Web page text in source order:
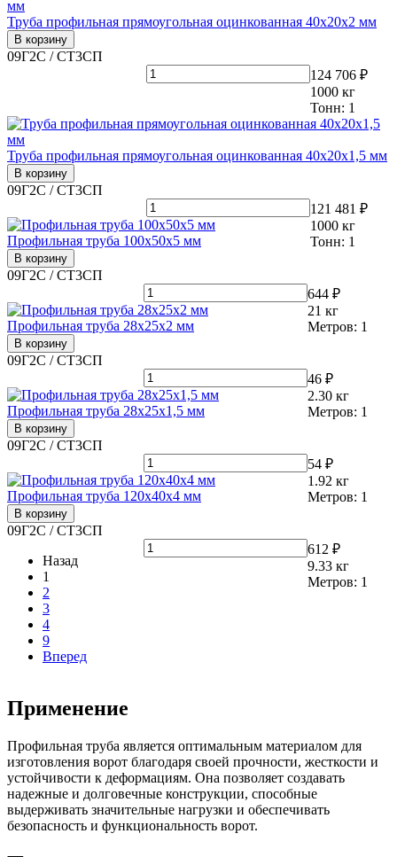
Труба профильная прямоугольная оцинкованная 40х20х2 мм
В корзину
09Г2С / СТ3СП
124 706 ₽
1000 кг
Тонн: 1
Труба профильная прямоугольная оцинкованная 40х20х1,5 мм
В корзину
09Г2С / СТ3СП
121 481 ₽
1000 кг
Тонн: 1
Профильная труба 100х50х5 мм
В корзину
09Г2С / СТ3СП
644 ₽
21 кг
Метров: 1
Профильная труба 28х25х2 мм
В корзину
09Г2С / СТ3СП
46 ₽
2.30 кг
Метров: 1
Профильная труба 28х25х1,5 мм
В корзину
09Г2С / СТ3СП
54 ₽
1.92 кг
Метров: 1
Профильная труба 120х40х4 мм
В корзину
09Г2С / СТ3СП
612 ₽
9.33 кг
Метров: 1
Назад
1
2
3
4
9
Вперед
Применение
Профильная труба является оптимальным материалом для
изготовления ворот благодаря своей прочности, жесткости и
устойчивости к деформациям. Она позволяет создавать
надежные и долговечные конструкции, способные
выдерживать значительные нагрузки и обеспечивать
безопасность и функциональность ворот.